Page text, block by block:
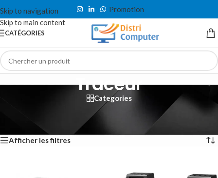
Skip to navigation
Skip to main content
Promotion
CATÉGORIES
Traceur
Categories
Imprimante/Traceur
Affichage de 1–12 sur 19 résultats
Afficher les filtres